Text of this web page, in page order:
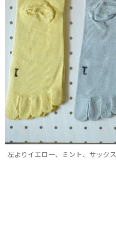
左よりイエロー、ミント、サックス